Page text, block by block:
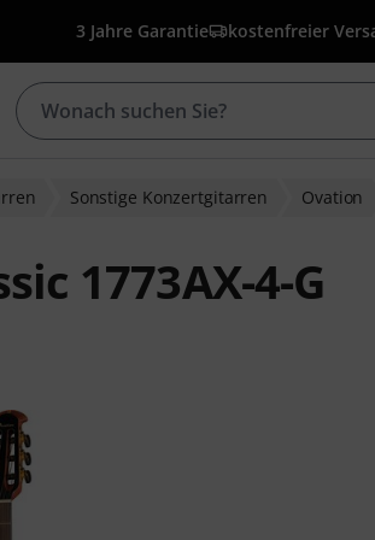
3 Jahre Garantie kostenfreier
Sonstige Konzertgitarren Ovation
1773AX-4-G